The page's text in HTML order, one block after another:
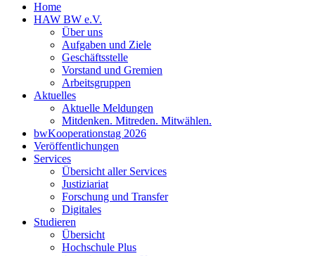
Home
HAW BW e.V.
Über uns
Aufgaben und Ziele
Geschäftsstelle
Vorstand und Gremien
Arbeitsgruppen
Aktuelles
Aktuelle Meldungen
Mitdenken. Mitreden. Mitwählen.
bwKooperationstag 2026
Veröffentlichungen
Services
Übersicht aller Services
Justiziariat
Forschung und Transfer
Digitales
Studieren
Übersicht
Hochschule Plus